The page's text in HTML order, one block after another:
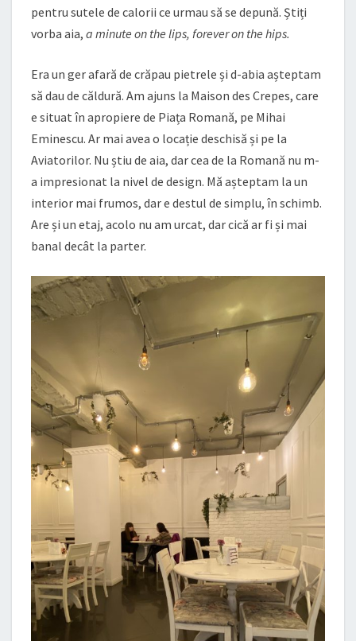
pentru sutele de calorii ce urmau să se depună. Știți
vorba aia, a minute on the lips, forever on the hips.
Era un ger afară de crăpau pietrele și d-abia așteptam
să dau de căldură. Am ajuns la Maison des Crepes, care
e situat în apropiere de Piața Romană, pe Mihai
Eminescu. Ar mai avea o locație deschisă și pe la
Aviatorilor. Nu știu de aia, dar cea de la Romană nu m-
a impresionat la nivel de design. Mă așteptam la un
interior mai frumos, dar e destul de simplu, în schimb.
Are și un etaj, acolo nu am urcat, dar cică ar fi și mai
banal decât la parter.